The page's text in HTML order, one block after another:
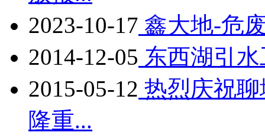
2023-10-17 鑫大地-危
2014-12-05 东西湖引
2015-05-12 热烈庆祝
隆重...